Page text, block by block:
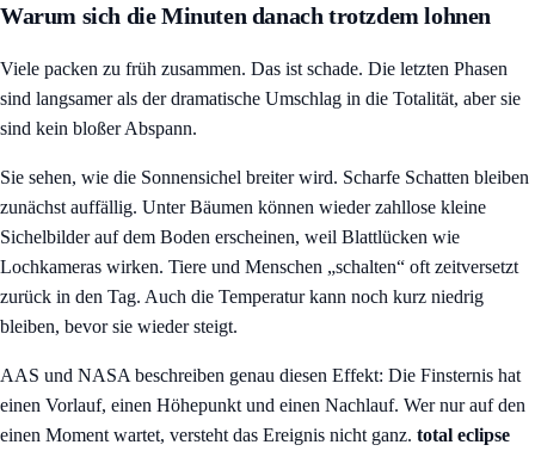
Warum sich die Minuten danach trotzdem lohnen
Viele packen zu früh zusammen. Das ist schade. Die letzten Phasen
sind langsamer als der dramatische Umschlag in die Totalität, aber sie
sind kein bloßer Abspann.
Sie sehen, wie die Sonnensichel breiter wird. Scharfe Schatten bleiben
zunächst auffällig. Unter Bäumen können wieder zahllose kleine
Sichelbilder auf dem Boden erscheinen, weil Blattlücken wie
Lochkameras wirken. Tiere und Menschen „schalten“ oft zeitversetzt
zurück in den Tag. Auch die Temperatur kann noch kurz niedrig
bleiben, bevor sie wieder steigt.
AAS und NASA beschreiben genau diesen Effekt: Die Finsternis hat
einen Vorlauf, einen Höhepunkt und einen Nachlauf. Wer nur auf den
einen Moment wartet, versteht das Ereignis nicht ganz. total eclipse